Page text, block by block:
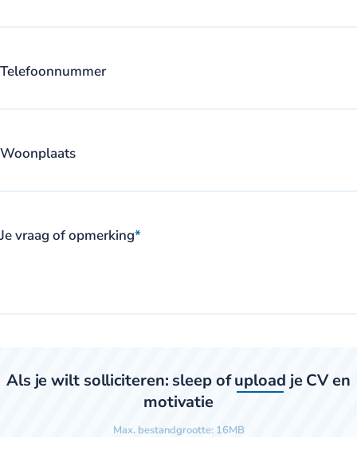
Telefoonnummer
Woonplaats
Je vraag of opmerking*
Als je wilt solliciteren: sleep ofupload je CV en
motivatie
Max. bestandgrootte: 16MB